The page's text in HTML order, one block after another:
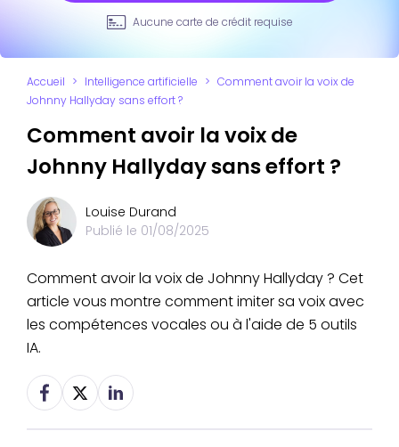
Aucune carte de crédit requise
Accueil > Intelligence artificielle > Comment avoir la voix de
Johnny Hallyday sans effort ?
Comment avoir la voix de
Johnny Hallyday sans effort ?
Louise Durand
Publié le 01/08/2025
Comment avoir la voix de Johnny Hallyday ? Cet
article vous montre comment imiter sa voix avec
les compétences vocales ou à l'aide de 5 outils
IA.